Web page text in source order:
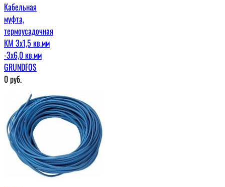
Кабельная
муфта,
термоусадочная
КМ 3х1,5 кв.мм
-3х6,0 кв.мм
GRUNDFOS
0руб.